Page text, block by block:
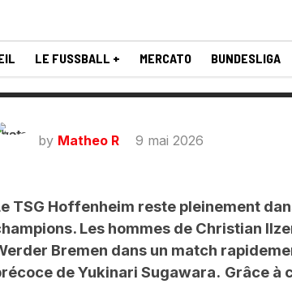
LE FUSSBALL + MERCATO BUNDESLIGA
by Matheo R 9 mai 2026
TSG Hoffenheim reste pleinement
Les hommes de Christian
Bremen dans un match
de Yukinari Sugawara. Grâce à